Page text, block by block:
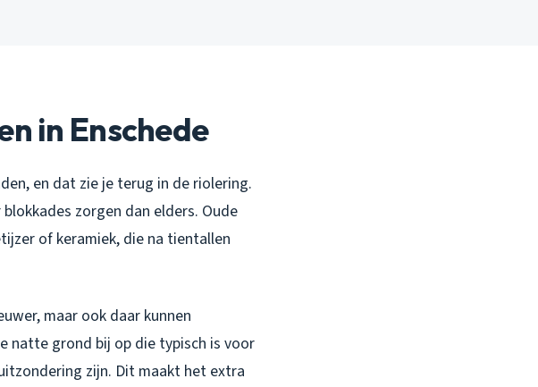
in Enschede
en dat zie je terug in de riolering.
zorgen dan elders. Oude
of keramiek, die na tientallen
maar ook daar kunnen
natte grond bij op die typisch is voor
zijn. Dit maakt het extra